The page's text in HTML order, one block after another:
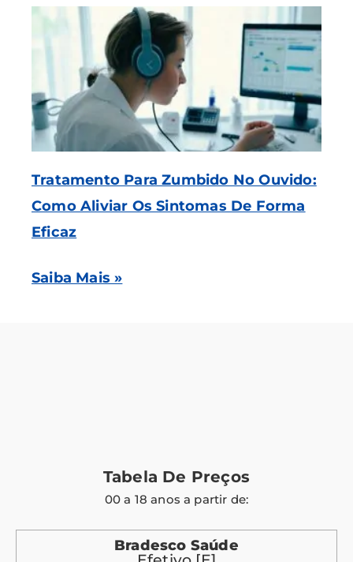
Tratamento Para Zumbido No Ouvido:
Como Aliviar Os Sintomas De Forma
Eficaz
Saiba Mais »
Tabela De Preços
00 a 18 anos a partir de:
Bradesco Saúde